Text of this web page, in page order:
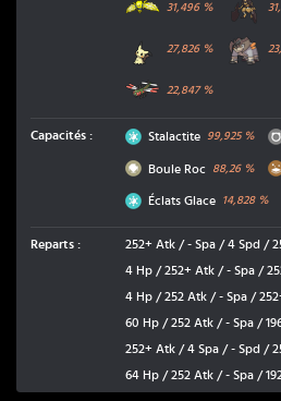
31,496%
27,826%
22,847%
Capacités : Glace
Stalactite 99,925%
Roche
Boule Roc 88,26%
Glace
Éclats Glace 14,828%
Reparts : 252+ Atk / - Spa / 4 Spd /
4 Hp / 252+ Atk / - Spa /
4 Hp / 252 Atk / - Spa /
60 Hp / 252 Atk / - Spa /
252+ Atk / 4 Spa / - Spd /
64 Hp / 252 Atk / - Spa /